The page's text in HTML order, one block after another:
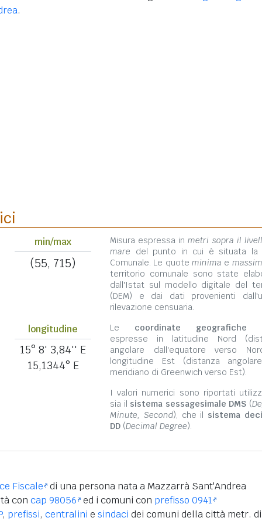
.
min/max
(55, 715)
Misura espressa inmetri sopra il
mare del punto in cui è situata la
Comunale. Le quote minima e
territorio comunale sono state
dall'Istat sul modello digitale del
(DEM) e dai dati provenienti
rilevazione censuaria.
longitudine
15° 8' 3,84'' E
15,1344° E
Le coordinate geografiche
espresse in latitudine Nord
angolare dall'equatore verso
longitudine Est (distanza
meridiano di Greenwich verso Est).
I valori numerici sono riportati
sia il sistema sessagesimale DMS (
Minute, Second), che il sistema
DD (Decimal Degree).
Fiscale di una persona nata a Mazzarrà Sant'Andrea
con cap 98056 ed i comuni con prefisso 0941
, prefissi, centralini e sindaci dei comuni della città metr. di